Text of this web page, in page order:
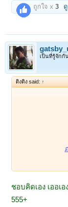
ถูกใจ x3
เป็นที่รู้จักกั
ติงติง said: ↑
ชอบคิดเอง เออเ
555+